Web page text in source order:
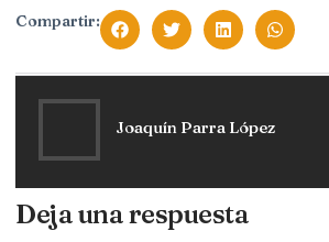
Compartir:
Joaquín Parra López
Deja una respuesta